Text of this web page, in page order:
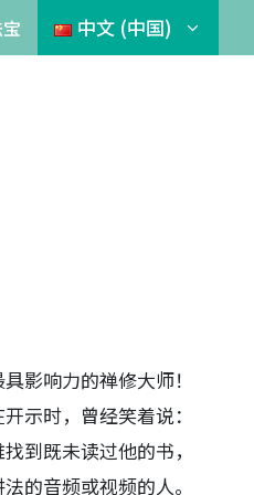
中文 (中国)
影响力的禅修大师！
示时，曾经笑着说：
到既未读过他的书，
的音频或视频的人。